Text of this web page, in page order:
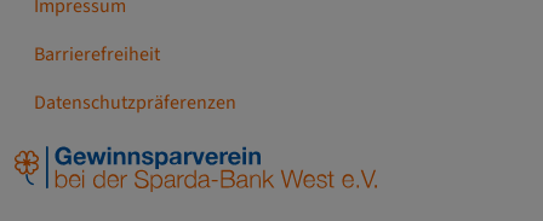
Impressum
Barrierefreiheit
Datenschutzpräferenzen